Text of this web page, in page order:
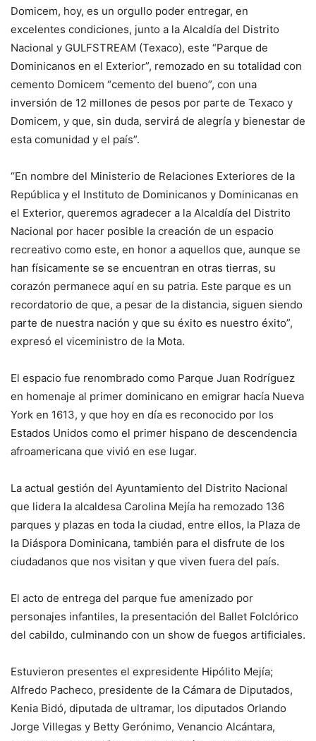
Domicem, hoy, es un orgullo poder entregar, en
excelentes condiciones, junto a la Alcaldía del Distrito
Nacional y GULFSTREAM (Texaco), este “Parque de
Dominicanos en el Exterior”, remozado en su totalidad con
cemento Domicem “cemento del bueno”, con una
inversión de 12 millones de pesos por parte de Texaco y
Domicem, y que, sin duda, servirá de alegría y bienestar de
esta comunidad y el país”.
“En nombre del Ministerio de Relaciones Exteriores de la
República y el Instituto de Dominicanos y Dominicanas en
el Exterior, queremos agradecer a la Alcaldía del Distrito
Nacional por hacer posible la creación de un espacio
recreativo como este, en honor a aquellos que, aunque se
han físicamente se se encuentran en otras tierras, su
corazón permanece aquí en su patria. Este parque es un
recordatorio de que, a pesar de la distancia, siguen siendo
parte de nuestra nación y que su éxito es nuestro éxito”,
expresó el viceministro de la Mota.
El espacio fue renombrado como Parque Juan Rodríguez
en homenaje al primer dominicano en emigrar hacía Nueva
York en 1613, y que hoy en día es reconocido por los
Estados Unidos como el primer hispano de descendencia
afroamericana que vivió en ese lugar.
La actual gestión del Ayuntamiento del Distrito Nacional
que lidera la alcaldesa Carolina Mejía ha remozado 136
parques y plazas en toda la ciudad, entre ellos, la Plaza de
la Diáspora Dominicana, también para el disfrute de los
ciudadanos que nos visitan y que viven fuera del país.
El acto de entrega del parque fue amenizado por
personajes infantiles, la presentación del Ballet Folclórico
del cabildo, culminando con un show de fuegos artificiales.
Estuvieron presentes el expresidente Hipólito Mejía;
Alfredo Pacheco, presidente de la Cámara de Diputados,
Kenia Bidó, diputada de ultramar, los diputados Orlando
Jorge Villegas y Betty Gerónimo, Venancio Alcántara,